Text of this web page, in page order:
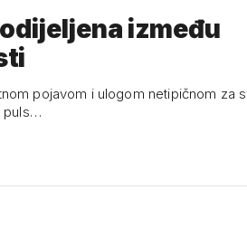
između
pojavom i ulogom netipičnom za
puls…